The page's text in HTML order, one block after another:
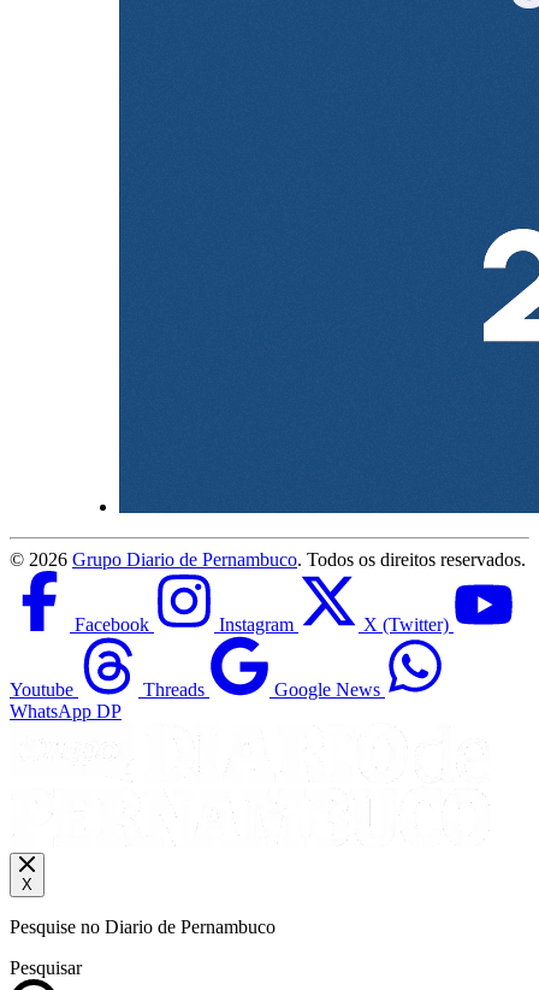
© 2026 Grupo Diario de Pernambuco. Todos os direitos reservados.
Facebook Instagram X (Twitter)
Youtube Threads
Google News
WhatsApp DP
X
Pesquise no Diario de Pernambuco
Pesquisar